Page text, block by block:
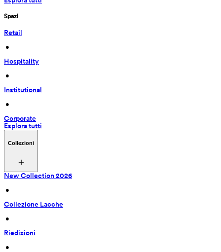
Spazi
Retail
•
Hospitality
•
Institutional
•
Corporate
Esplora tutti
Collezioni
New Collection 2026
•
Collezione Lacche
•
Riedizioni
•